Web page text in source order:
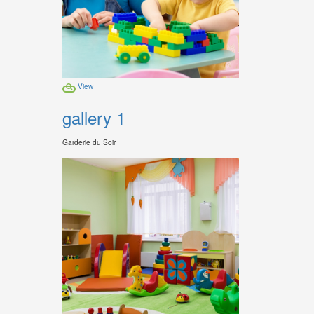
View
gallery 1
Garderie du Soir